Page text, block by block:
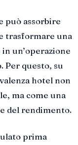
può assorbire
trasformare una
un’operazione
Per questo, su
hotel non
ma come una
del rendimento.
prima